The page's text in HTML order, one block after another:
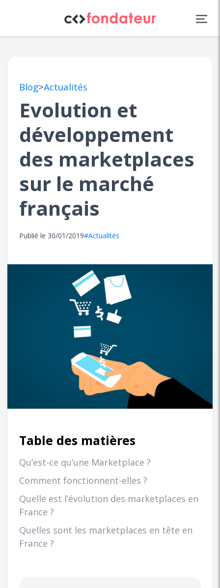
Blog>Actualités
Evolution et
développement
des marketplaces
sur le marché
français
Publié le 30/01/2019#Actualités
Table des matières
Qu’est-ce qu’une Marketplace ?
Comment fonctionnent-elles ?
Quelle est l’évolution des marketplaces en
France ?
Quelles sont les marketplaces en tête en
France ?